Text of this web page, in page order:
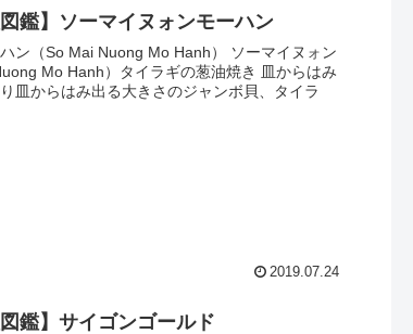
図鑑】ソーマイヌォンモーハン
ン（So Mai Nuong Mo Hanh） ソーマイヌォン
Mo Hanh）タイラギの葱油焼き 皿からはみ
皿からはみ出る大きさのジャンボ貝、タイラ
2019.07.24
鑑】サイゴンゴールド